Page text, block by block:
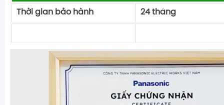
Thời gian bảo hành 24 tháng